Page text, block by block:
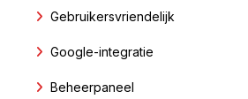
Gebruikersvriendelijk
Google-integratie
Beheerpaneel